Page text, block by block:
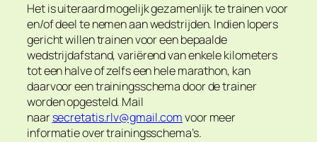
Het is uiteraard mogelijk gezamenlijk te trainen voor
en/of deel te nemen aan wedstrijden. Indien lopers
gericht willen trainen voor een bepaalde
wedstrijdafstand, variërend van enkele kilometers
tot een halve of zelfs een hele marathon, kan
daarvoor een trainingsschema door de trainer
worden opgesteld. Mail
naarsecretatis.rlv@gmail.comvoor meer
informatie over trainingsschema’s.